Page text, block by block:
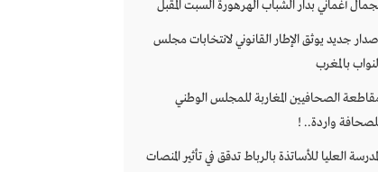
أغماني بدار الشباب الهرهورة السبت المقبل
جديد يوثق الإطار القانوني لانتخابات مجلس
بالمغرب
الصحافيين المغاربة للمجلس الوطني
واردة.. !
العليا للأساتذة بالرباط تدقق في تأثير المنصات